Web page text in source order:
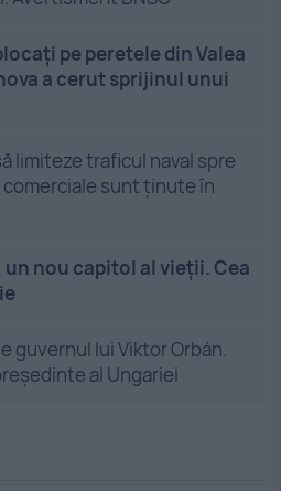
pe peretele din Valea
a cerut sprijinul unui
limiteze traficul naval spre
comerciale sunt ținute în
un nou capitol al vieții. Cea
guvernul lui Viktor Orbán.
al Ungariei